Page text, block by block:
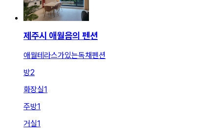
제주시 애월읍의 펜션
애월테라스가있는독채펜션
방2
화장실1
주방1
거실1